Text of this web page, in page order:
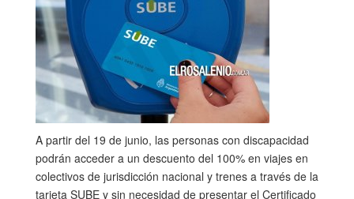
A partir del 19 de junio, las personas con discapacidad
podrán acceder a un descuento del 100% en viajes en
colectivos de jurisdicción nacional y trenes a través de la
tarjeta SUBE y sin necesidad de presentar el Certificado